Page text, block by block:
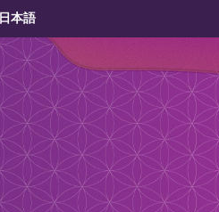
日本語